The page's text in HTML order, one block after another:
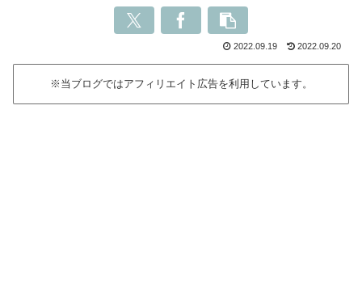
2022.09.19 2022.09.20
※当ブログではアフィリエイト広告を利用しています。